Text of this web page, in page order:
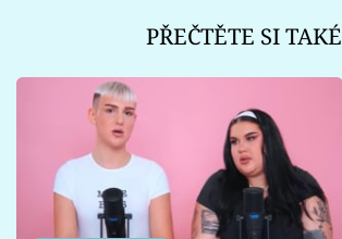
PŘEČTĚTE SI TAKÉ